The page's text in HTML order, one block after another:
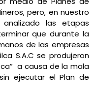
pero, en nuestro
las etapas
que durante la
de las empresas
S.A.C se produjeron
a causa de la mala
ejecutar el Plan de